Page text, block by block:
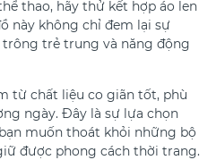
thao, hãy thử kết hợp áo len
này không chỉ đem lại sự
trẻ trung và năng động
từ chất liệu co giãn tốt, phù
ngày. Đây là sự lựa chọn
muốn thoát khỏi những bộ
được phong cách thời trang.